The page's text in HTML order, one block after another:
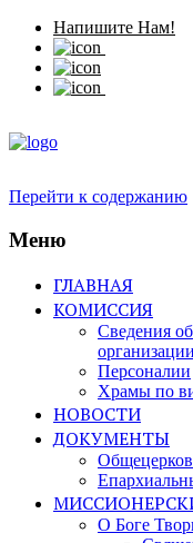
Напишите Нам!
Перейти к содержанию
Меню
ГЛАВНАЯ
КОМИССИЯ
Сведения об
организации
Персоналии
Храмы по
НОВОСТИ
ДОКУМЕНТЫ
О Боге